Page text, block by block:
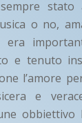
o no,
era
e tenuto
l’amore
e